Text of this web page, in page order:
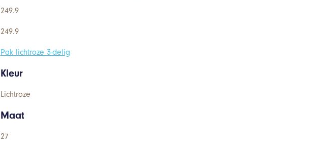
249.9
249.9
Pak lichtroze 3-delig
Kleur
Lichtroze
Maat
27